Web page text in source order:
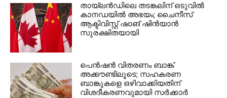
തായ്‌ലൻഡിലെ തടങ്കലിന് ഒടുവിൽ
കാനഡയിൽ അഭയം; ചൈനീസ്
ആക്ടിവിസ്റ്റ് ഷാങ് ഷിൻയാൻ
സുരക്ഷിതയായി
പെൻഷൻ വിതരണം ബാങ്ക്
അക്കൗണ്ടിലൂടെ; സഹകരണ
ബാങ്കുകളെ ഒഴിവാക്കിയതിന്
വിശദീകരണവുമായി സർക്കാർ